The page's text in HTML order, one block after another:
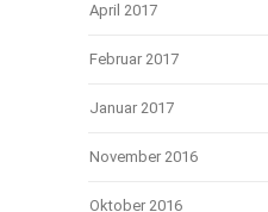
April 2017
Februar 2017
Januar 2017
November 2016
Oktober 2016